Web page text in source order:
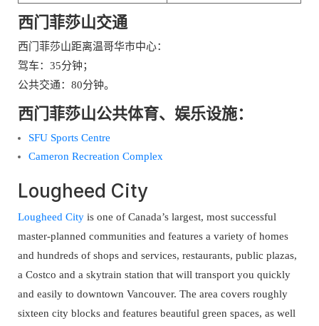
西门菲莎山交通
西门菲莎山距离温哥华市中心：
驾车：35分钟；
公共交通：80分钟。
西门菲莎山公共体育、娱乐设施：
SFU Sports Centre
Cameron Recreation Complex
Lougheed City
Lougheed City is one of Canada’s largest, most successful
master-planned communities and features a variety of homes
and hundreds of shops and services, restaurants, public plazas,
a Costco and a skytrain station that will transport you quickly
and easily to downtown Vancouver. The area covers roughly
sixteen city blocks and features beautiful green spaces, as well